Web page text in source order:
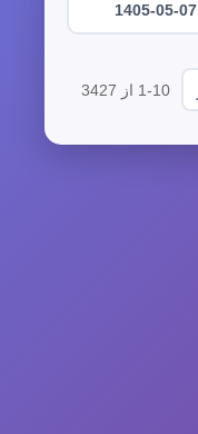
1405-05-07
1-10 از 3427